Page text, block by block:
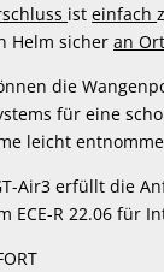
isteinfach
Helm sicheran Ort
die
für eine
leicht
Air3 erfüllt die
ECE-R 22.06 für